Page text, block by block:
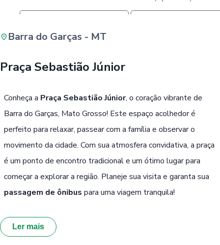
Barra do Garças - MT
Praça Sebastião Júnior
Conheça a Praça Sebastião Júnior, o coração vibrante de
Barra do Garças, Mato Grosso! Este espaço acolhedor é
perfeito para relaxar, passear com a família e observar o
movimento da cidade. Com sua atmosfera convidativa, a praça
é um ponto de encontro tradicional e um ótimo lugar para
começar a explorar a região. Planeje sua visita e garanta sua
passagem de ônibus para uma viagem tranquila!
Ler mais